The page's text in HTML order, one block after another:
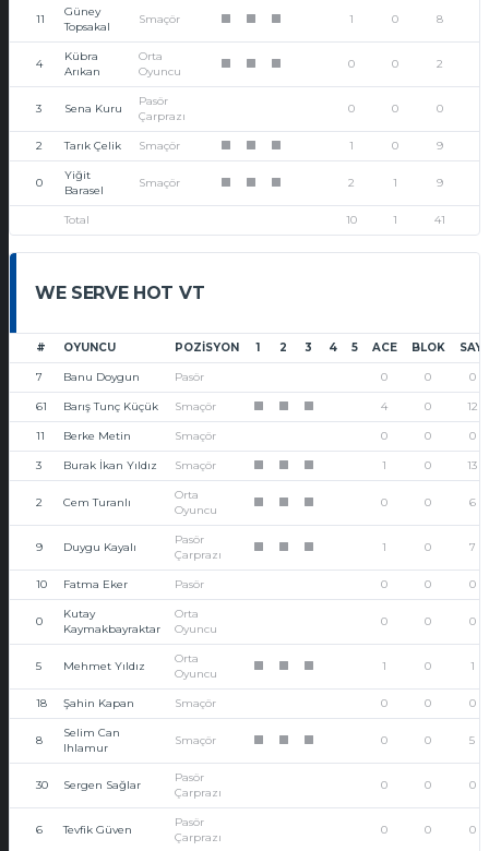
11
Güney
Topsakal
Smaçör 1 0 8
4
Kübra
Arıkan
Orta
Oyuncu
0 0 2
3 Sena Kuru
Pasör
Çarprazı
0 0 0
2 Tarık Çelik Smaçör 1 0 9
0
Yiğit
Barasel
Smaçör 2 1 9
Total 10 1 41
WE SERVE HOT VT
# OYUNCU POZISYON 1 2 3 4 5 ACE BLOK SAYI
7 Banu Doygun Pasör 0 0 0
61 Barış Tunç Küçük Smaçör 4 0 12
11 Berke Metin Smaçör 0 0 0
3 Burak İkan Yıldız Smaçör 1 0 13
2 Cem Turanlı
Orta
Oyuncu
0 0 6
9 Duygu Kayalı
Pasör
Çarprazı
1 0 7
10 Fatma Eker Pasör 0 0 0
0
Kutay
Kaymakbayraktar
Orta
Oyuncu
0 0 0
5 Mehmet Yıldız
Orta
Oyuncu
1 0 1
18 Şahin Kapan Smaçör 0 0 0
8
Selim Can
Ihlamur
Smaçör 0 0 5
30 Sergen Sağlar
Pasör
Çarprazı
0 0 0
6 Tevfik Güven
Pasör
Çarprazı
0 0 0